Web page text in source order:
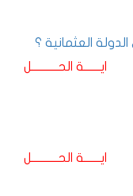
العثمانية ؟
ايـــــــة الحـــــــــــل
ايـــــــة الحـــــــــــل